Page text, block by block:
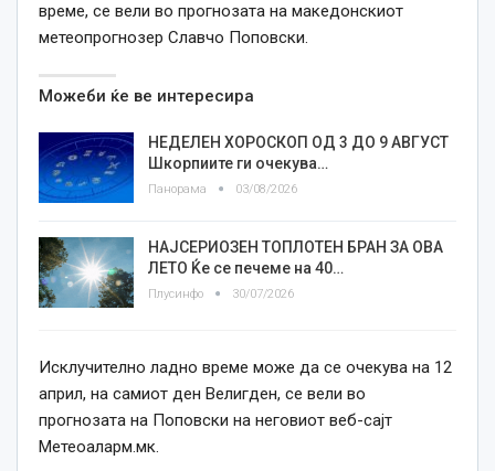
време, се вели во прогнозата на македонскиот
метеопрогнозер Славчо Поповски.
Можеби ќе ве интересира
НЕДЕЛЕН ХОРОСКОП ОД 3 ДО 9 АВГУСТ
Шкорпиите ги очекува…
Панорама 03/08/2026
НАЈСЕРИОЗЕН ТОПЛОТЕН БРАН ЗА ОВА
ЛЕТО Ќе се печеме на 40…
Плусинфо 30/07/2026
Исклучително ладно време може да се очекува на 12
април, на самиот ден Велигден, се вели во
прогнозата на Поповски на неговиот веб-сајт
Метеоаларм.мк.